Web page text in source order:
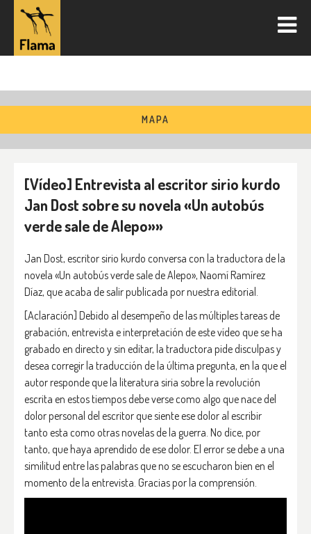
MAPA
[Vídeo] Entrevista al escritor sirio kurdo
Jan Dost sobre su novela «Un autobús
verde sale de Alepo»»
Jan Dost, escritor sirio kurdo conversa con la traductora de la
novela «Un autobús verde sale de Alepo», Naomí Ramírez
Díaz, que acaba de salir publicada por nuestra editorial.
[Aclaración] Debido al desempeño de las múltiples tareas de
grabación, entrevista e interpretación de este vídeo que se ha
grabado en directo y sin editar, la traductora pide disculpas y
desea corregir la traducción de la última pregunta, en la que el
autor responde que la literatura siria sobre la revolución
escrita en estos tiempos debe verse como algo que nace del
dolor personal del escritor que siente ese dolor al escribir
tanto esta como otras novelas de la guerra. No dice, por
tanto, que haya aprendido de ese dolor. El error se debe a una
similitud entre las palabras que no se escucharon bien en el
momento de la entrevista. Gracias por la comprensión.